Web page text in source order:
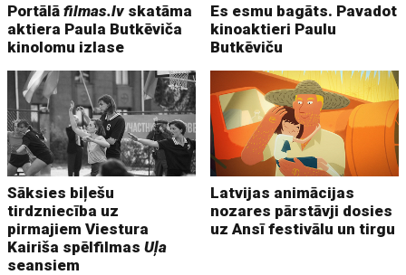
Portālāfilmas.lv skatāma
aktiera Paula Butkēviča
kinolomu izlase
Es esmu bagāts. Pavadot
kinoaktieri Paulu
Butkēviču
Sāksies biļešu
tirdzniecība uz
pirmajiem Viestura
Kairiša spēlfilmasUļa
seansiem
Latvijas animācijas
nozares pārstāvji dosies
uz Ansī festivālu un tirgu